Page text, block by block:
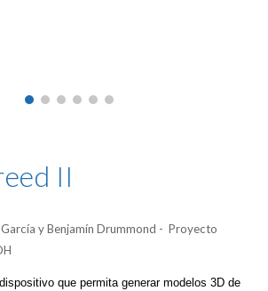
II
García y Benjamín Drummond - Proyecto
que permita generar modelos 3D de